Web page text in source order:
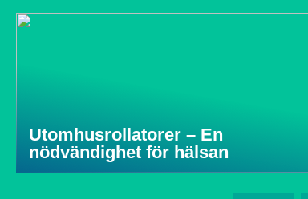
Utomhusrollatorer – En
nödvändighet för hälsan